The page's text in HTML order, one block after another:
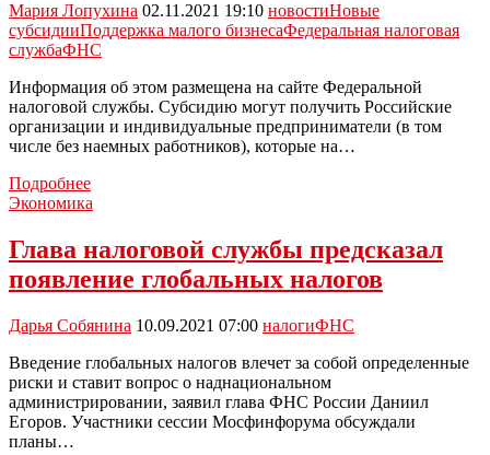
Мария Лопухина 02.11.2021 19:10 новостиНовые
субсидииПоддержка малого бизнесаФедеральная налоговая
службаФНС
Информация об этом размещена на сайте Федеральной
налоговой службы. Субсидию могут получить Российские
организации и индивидуальные предприниматели (в том
числе без наемных работников), которые на…
ПодробнееС
1
прием
заявок
субсидии
для
пострадавших
из-
за
коронавируса
Экономика
Глава налоговой службы предсказал
появление глобальных налогов
Дарья Собянина 10.09.2021 07:00 налогиФНС
Введение глобальных налогов влечет за собой определенные
риски и ставит вопрос о наднациональном
администрировании, заявил глава ФНС России Даниил
Егоров. Участники сессии Мосфинфорума обсуждали
планы…